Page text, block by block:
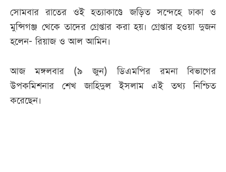
পেপার
সোমবার রাতের ওই হত্যাকাণ্ডে জড়িত সন্দেহে ঢাকা ও
মুন্সিগঞ্জ থেকে তাদের গ্রেপ্তার করা হয়। গ্রেপ্তার হওয়া দুজন
হলেন- রিয়াজ ও আল আমিন।
আজ মঙ্গলবার (৯ জুন) ডিএমপির রমনা বিভাগের
উপকমিশনার শেখ জাহিদুল ইসলাম এই তথ্য নিশ্চিত
করেছেন।